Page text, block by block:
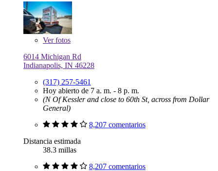
Verfotos
6014 Michigan Rd
Indianapolis, IN 46228
(317) 257-5461
Hoy abierto de 7 a. m. - 8 p. m.
(N Of Kessler and close to 60th St, across from Dollar
General)
8,207 comentarios
Distancia estimada
38.3 millas
8,207 comentarios